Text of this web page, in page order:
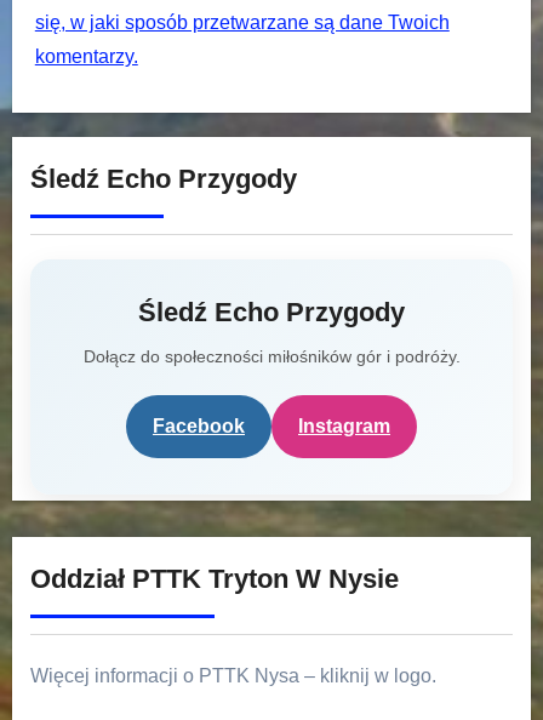
się, w jaki sposób przetwarzane są dane Twoich
komentarzy.
Śledź Echo Przygody
Śledź Echo Przygody
Dołącz do społeczności miłośników gór i podróży.
Facebook Instagram
Oddział PTTK Tryton W Nysie
Więcej informacji o PTTK Nysa – kliknij w logo.